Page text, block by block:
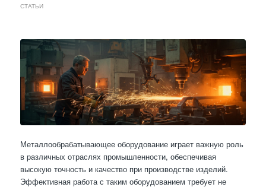
СТАТЬИ
Металлообрабатывающее оборудование играет важную роль
в различных отраслях промышленности, обеспечивая
высокую точность и качество при производстве изделий.
Эффективная работа с таким оборудованием требует не